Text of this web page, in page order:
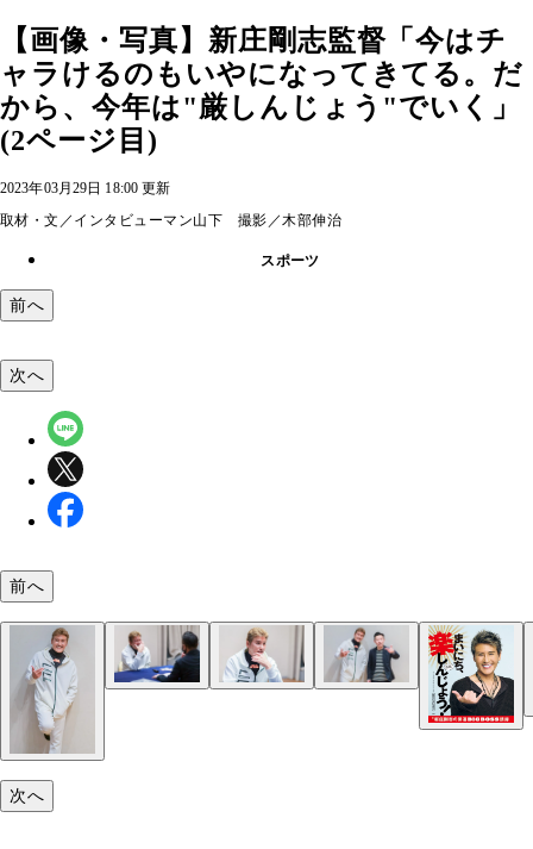
【画像・写真】新庄剛志監督「今はチ
ャラけるのもいやになってきてる。だ
から、今年は"厳しんじょう"でいく」
(2ページ目)
2023年03月29日 18:00 更新
取材・文／インタビューマン山下 撮影／木部伸治
スポーツ
前へ
本誌で連載していた『新庄剛志の開運ポジ語録』
ドラフト1位・矢澤の二刀流起用について、「可能
聞き手は30年来の親友であるインタビューマン山下
次へ
前へ
次へ